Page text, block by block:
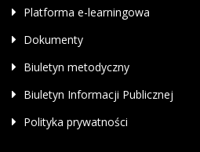
Platforma e-learningowa
Dokumenty
Biuletyn metodyczny
Biuletyn Informacji Publicznej
Polityka prywatności